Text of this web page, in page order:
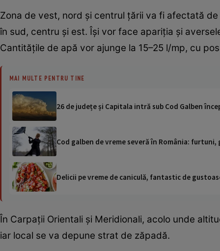
Zona de vest, nord și centrul țării va fi afectată
în sud, centru și est. Își vor face apariția și
Cantitățile de apă vor ajunge la 15–25 l/mp, cu
MAI MULTE PENTRU TINE
26 de județe și Capitala intră sub Cod Galben
Cod galben de vreme severă în România:
Delicii pe vreme de caniculă, fantastic de
În Carpații Orientali și Meridionali, acolo unde
iar local se va depune strat de zăpadă.